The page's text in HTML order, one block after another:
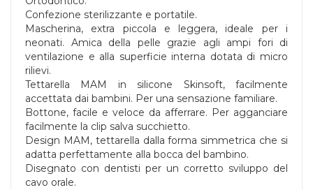
Confezione sterilizzante e portatile.
Mascherina, extra piccola e leggera, ideale per i
neonati. Amica della pelle grazie agli ampi fori di
ventilazione e alla superficie interna dotata di micro
rilievi.
Tettarella MAM in silicone Skinsoft, facilmente
accettata dai bambini. Per una sensazione familiare.
Bottone, facile e veloce da afferrare. Per agganciare
facilmente la clip salva succhietto.
Design MAM, tettarella dalla forma simmetrica che si
adatta perfettamente alla bocca del bambino.
Disegnato con dentisti per un corretto sviluppo del
cavo orale.